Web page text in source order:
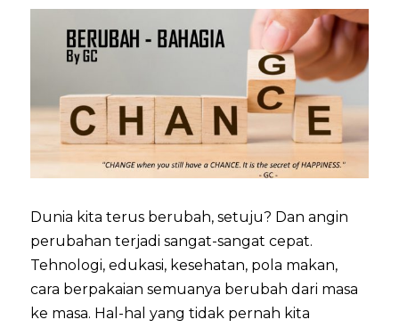
Dunia kita terus berubah, setuju? Dan angin
perubahan terjadi sangat-sangat cepat.
Tehnologi, edukasi, kesehatan, pola makan,
cara berpakaian semuanya berubah dari masa
ke masa. Hal-hal yang tidak pernah kita